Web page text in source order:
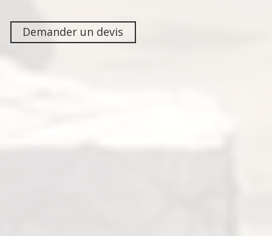
Demander un devis